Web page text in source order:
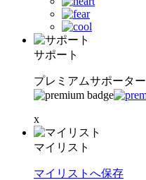
サポート
プレミアムサポーター
x
マイリスト
マイリストへ保存